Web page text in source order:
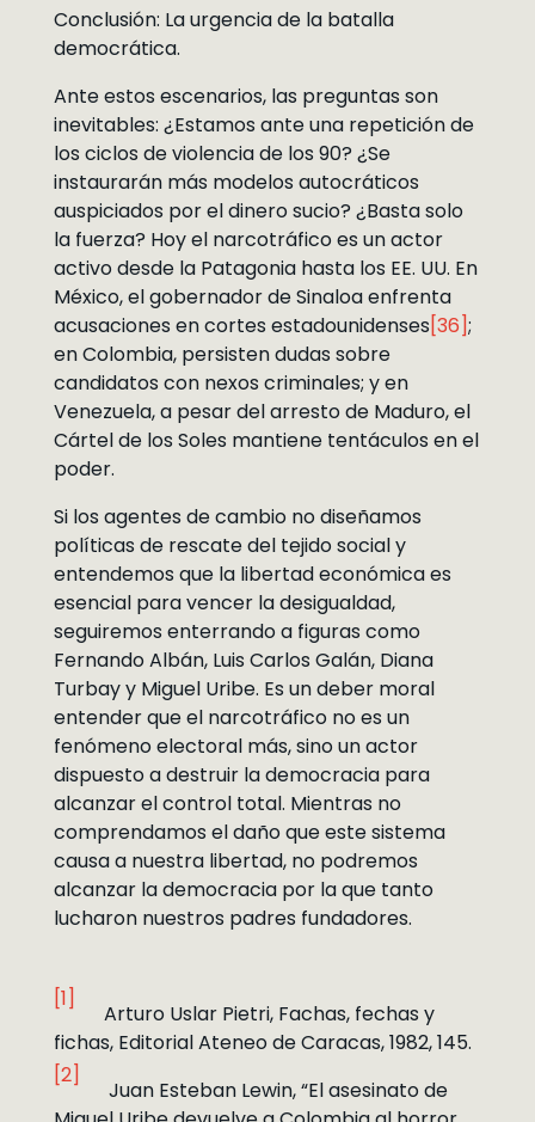
Conclusión: La urgencia de la batalla
democrática.
Ante estos escenarios, las preguntas son
inevitables: ¿Estamos ante una repetición de
los ciclos de violencia de los 90? ¿Se
instaurarán más modelos autocráticos
auspiciados por el dinero sucio? ¿Basta solo
la fuerza? Hoy el narcotráfico es un actor
activo desde la Patagonia hasta los EE. UU. En
México, el gobernador de Sinaloa enfrenta
acusaciones en cortes estadounidenses[36];
en Colombia, persisten dudas sobre
candidatos con nexos criminales; y en
Venezuela, a pesar del arresto de Maduro, el
Cártel de los Soles mantiene tentáculos en el
poder.
Si los agentes de cambio no diseñamos
políticas de rescate del tejido social y
entendemos que la libertad económica es
esencial para vencer la desigualdad,
seguiremos enterrando a figuras como
Fernando Albán, Luis Carlos Galán, Diana
Turbay y Miguel Uribe. Es un deber moral
entender que el narcotráfico no es un
fenómeno electoral más, sino un actor
dispuesto a destruir la democracia para
alcanzar el control total. Mientras no
comprendamos el daño que este sistema
causa a nuestra libertad, no podremos
alcanzar la democracia por la que tanto
lucharon nuestros padres fundadores.
[1]
Arturo Uslar Pietri, Fachas, fechas y
fichas, Editorial Ateneo de Caracas, 1982, 145.
[2]
Juan Esteban Lewin, “El asesinato de